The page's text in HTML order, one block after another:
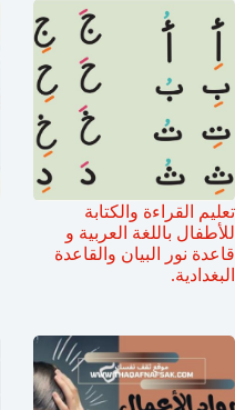
تعليم القراءة والكتابة
للأطفال باللغة العربية و
قاعدة نور البيان والقاعدة
البغدادية.